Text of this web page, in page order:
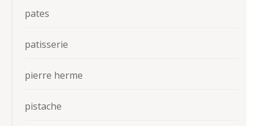
pates
patisserie
pierre herme
pistache